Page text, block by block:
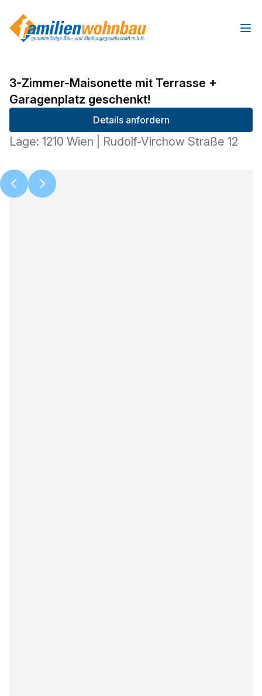
3-Zimmer-Maisonette mit Terrasse +
Garagenplatz geschenkt!
Details anfordern
Lage: 1210 Wien | Rudolf-Virchow Straße 12